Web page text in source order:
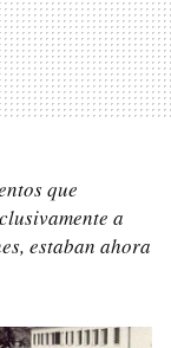
que
a
estaban ahora